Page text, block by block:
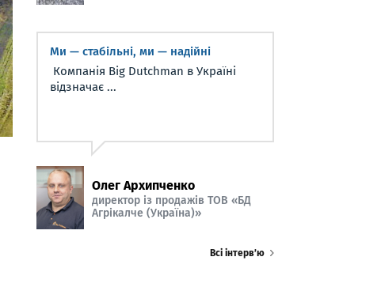
Ми — стабільні, ми — надійні
Компанія Big Dutchman в Україні
відзначає ...
Олег Архипченко
директор із продажів ТОВ «БД
Агрікалче (Україна)»
Всі інтерв’ю